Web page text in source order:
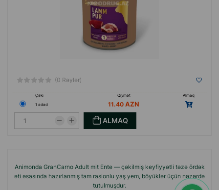
(0 Rəylər)
Çəki Qiymət
Almaq
1 ədəd
11.40
ALMAQ
Animonda GranCarno Adult mit Ente — çəkilmiş keyfiyyətli təzə ördək
əti əsasında hazırlanmış tam rasionlu yaş yem, böyüklər üçün nəzərdə
tutulmuşdur.